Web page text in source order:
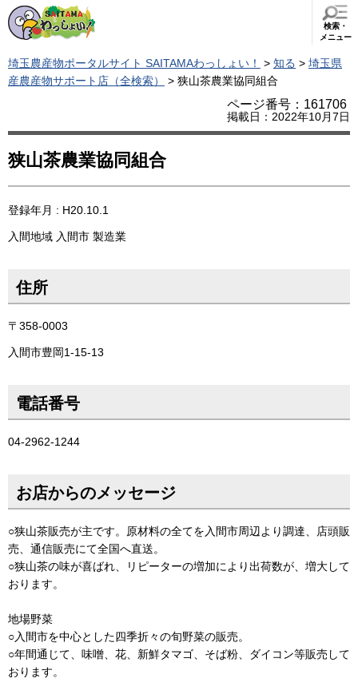
検索・
メニュー
埼玉農産物ポータルサイト SAITAMAわっしょい！ > 知る > 埼玉県
産農産物サポート店（全検索）
> 狭山茶農業協同組合
ページ番号：161706
掲載日：2022年10月7日
狭山茶農業協同組合
登録年月 : H20.10.1
入間地域 入間市 製造業
住所
〒358-0003
入間市豊岡1-15-13
電話番号
04-2962-1244
お店からのメッセージ
○狭山茶販売が主です。原材料の全てを入間市周辺より調達、店頭販
売、通信販売にて全国へ直送。
○狭山茶の味が喜ばれ、リピーターの増加により出荷数が、増大して
おります。
地場野菜
○入間市を中心とした四季折々の旬野菜の販売。
○年間通じて、味噌、花、新鮮タマゴ、そば粉、ダイコン等販売して
おります。